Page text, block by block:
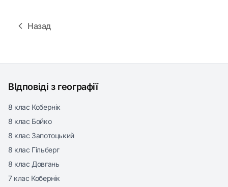
Назад
ВІдповіді з географії
8 клас Кобернік
8 клас Бойко
8 клас Запотоцький
8 клас Гільберг
8 клас Довгань
7 клас Кобернік